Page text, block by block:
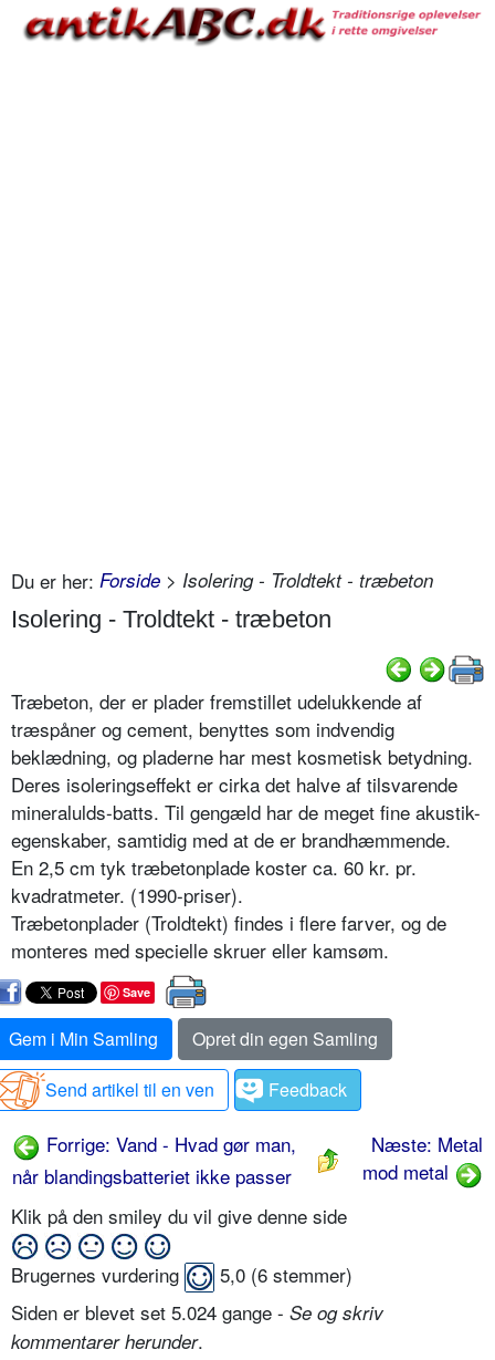
Du er her: Forside > Isolering - Troldtekt - træbeton
Isolering - Troldtekt - træbeton
Træbeton, der er plader fremstillet udelukkende af
træspåner og cement, benyttes som indvendig
beklædning, og pladerne har mest kosmetisk betydning.
Deres isoleringseffekt er cirka det halve af tilsvarende
mineralulds-batts. Til gengæld har de meget fine akustik-
egenskaber, samtidig med at de er brandhæmmende.
En 2,5 cm tyk træbetonplade koster ca. 60 kr. pr.
kvadratmeter. (1990-priser).
Træbetonplader (Troldtekt) findes i flere farver, og de
monteres med specielle skruer eller kamsøm.
Save
Gem i Min Samling
Opret din egen Samling
Send artikel til en ven
Feedback
Forrige: Vand - Hvad gør man,
når blandingsbatteriet ikke passer
Næste: Metal
mod metal
Klik på den smiley du vil give denne side
Brugernes vurdering 5,0 (6 stemmer)
Siden er blevet set 5.024 gange - Se og skriv
kommentarer herunder.